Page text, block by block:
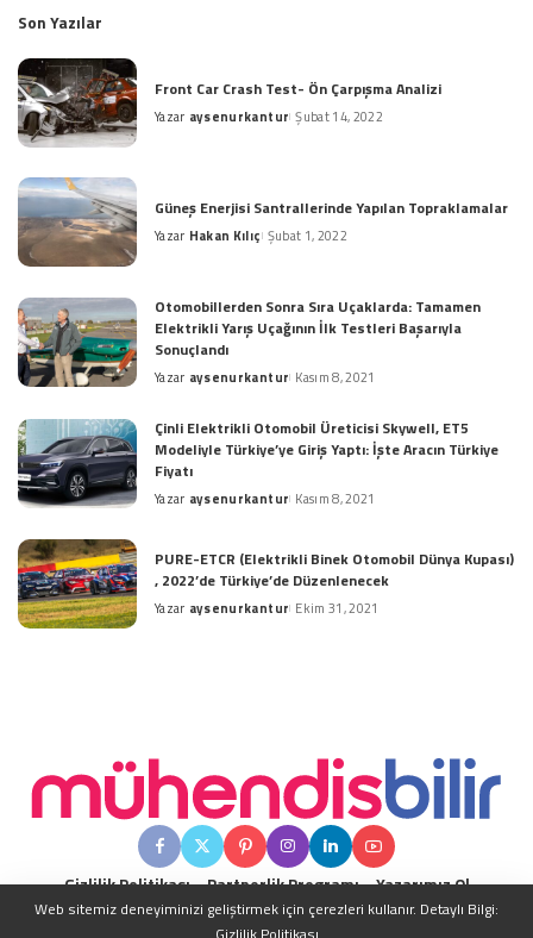
Son Yazılar
Front Car Crash Test- Ön Çarpışma Analizi
Posted
Yazar aysenurkantur Şubat 14, 2022
Güneş Enerjisi Santrallerinde Yapılan Topraklamalar
Posted
Yazar Hakan Kılıç Şubat 1, 2022
Otomobillerden Sonra Sıra Uçaklarda: Tamamen
Elektrikli Yarış Uçağının İlk Testleri Başarıyla
Sonuçlandı
Posted
Yazar aysenurkantur Kasım 8, 2021
Çinli Elektrikli Otomobil Üreticisi Skywell, ET5
Modeliyle Türkiye’ye Giriş Yaptı: İşte Aracın Türkiye
Fiyatı
Posted
Yazar aysenurkantur Kasım 8, 2021
PURE-ETCR (Elektrikli Binek Otomobil Dünya Kupası)
, 2022’de Türkiye’de Düzenlenecek
Posted
Yazar aysenurkantur Ekim 31, 2021
Gizlilik Politikası Partnerlik Programı Yazarımız Ol
Web sitemiz deneyiminizi geliştirmek için çerezleri kullanır. Detaylı Bilgi: